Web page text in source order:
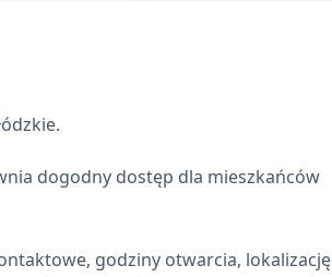
dogodny dostęp dla mieszkańców
godziny otwarcia, lokalizację